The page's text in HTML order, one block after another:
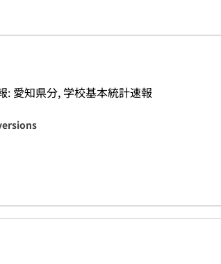
: 愛知県分, 学校基本統計速報